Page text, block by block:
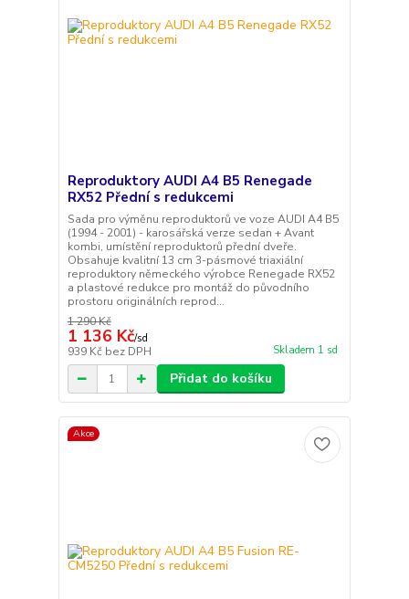
Reproduktory AUDI A4 B5 Renegade
RX52 Přední s redukcemi
Sada pro výměnu reproduktorů ve voze AUDI A4 B5
(1994 - 2001) - karosářská verze sedan + Avant
kombi, umístění reproduktorů přední dveře.
Obsahuje kvalitní 13 cm 3-pásmové triaxiální
reproduktory německého výrobce Renegade RX52
a plastové redukce pro montáž do původního
prostoru originálních reprod...
1 290 Kč
1 136 Kč/sd
939 Kč bez DPH Skladem 1 sd
Přidat do košíku
Akce